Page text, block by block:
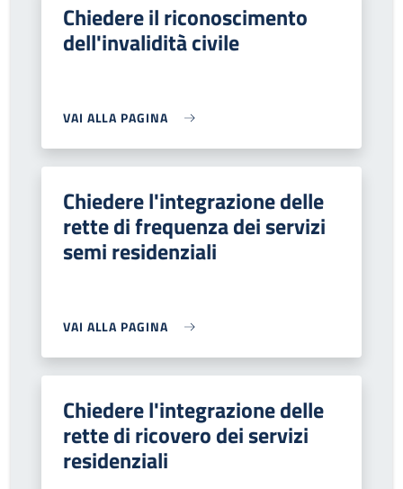
Chiedere il riconoscimento
dell'invalidità civile
VAI ALLA PAGINA
Chiedere l'integrazione delle
rette di frequenza dei servizi
semi residenziali
VAI ALLA PAGINA
Chiedere l'integrazione delle
rette di ricovero dei servizi
residenziali